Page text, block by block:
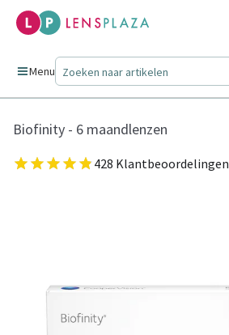
Menu
Biofinity - 6 maandlenzen
428 Klantbeoordelingen